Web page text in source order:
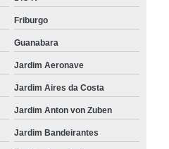
Friburgo
Guanabara
Jardim Aeronave
Jardim Aires da Costa
Jardim Anton von Zuben
Jardim Bandeirantes